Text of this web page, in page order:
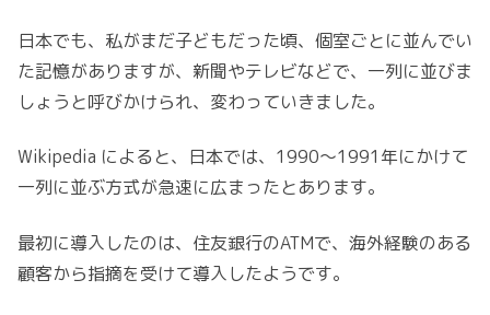
日本でも、私がまだ子どもだった頃、個室ごとに並んでい
た記憶がありますが、新聞やテレビなどで、一列に並びま
しょうと呼びかけられ、変わっていきました。
Wikipedia によると、日本では、1990〜1991年にかけて
一列に並ぶ方式が急速に広まったとあります。
最初に導入したのは、 住友銀行のATMで、海外経験のある
顧客から指摘を受けて導入したようです。